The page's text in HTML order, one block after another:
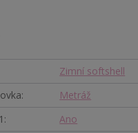
Zimní softshell
Metráž
Ano